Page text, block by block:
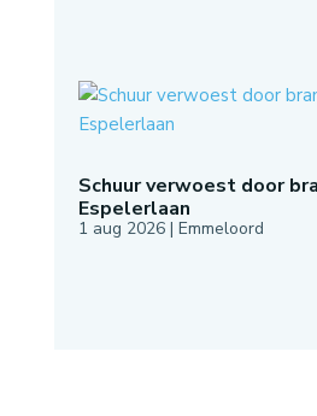
Schuur verwoest door
Espelerlaan
1 aug 2026| Emmeloord